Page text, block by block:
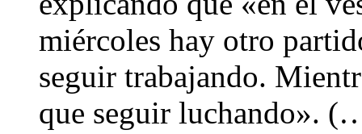
miércoles hay otro
seguir trabajando.
que seguir luchando».